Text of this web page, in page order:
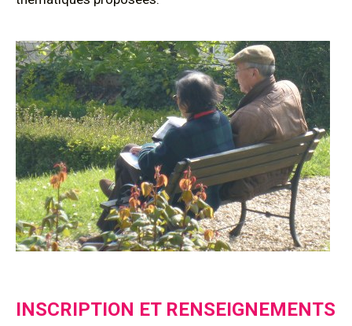
INSCRIPTION ET RENSEIGNEMENTS